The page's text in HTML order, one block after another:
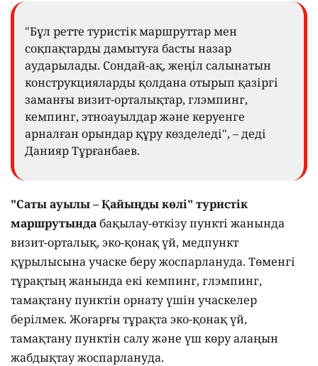
"Бұл ретте туристік маршруттар мен
соқпақтарды дамытуға басты назар
аударылады. Сондай-ақ, жеңіл салынатын
конструкцияларды қолдана отырып қазіргі
заманғы визит-орталықтар, глэмпинг,
кемпинг, этноауылдар және керуенге
арналған орындар құру көзделеді", – деді
Данияр Тұрғанбаев.
"Саты ауылы – Қайыңды көлі" туристік
маршрутындабақылау-өткізу пункті жанында
визит-орталық, эко-қонақ үй, медпункт
құрылысына учаске беру жоспарлануда. Төменгі
тұрақтың жанында екі кемпинг, глэмпинг,
тамақтану пунктін орнату үшін учаскелер
берілмек. Жоғарғы тұрақта эко-қонақ үй,
тамақтану пунктін салу және үш көру алаңын
жабдықтау жоспарлануда.